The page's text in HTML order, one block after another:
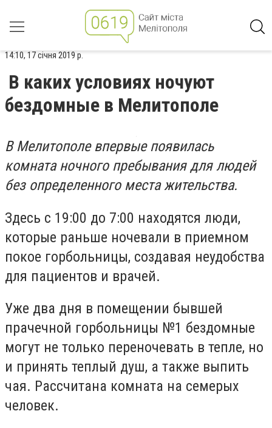
14:10, 17 січня 2019 р.
В каких условиях ночуют
бездомные в Мелитополе
В Мелитополе впервые появилась
комната ночного пребывания для людей
без определенного места жительства.
Здесь с 19:00 до 7:00 находятся люди,
которые раньше ночевали в приемном
покое горбольницы, создавая неудобства
для пациентов и врачей.
Уже два дня в помещении бывшей
прачечной горбольницы №1 бездомные
могут не только переночевать в тепле, но
и принять теплый душ, а также выпить
чая. Рассчитана комната на семерых
человек.